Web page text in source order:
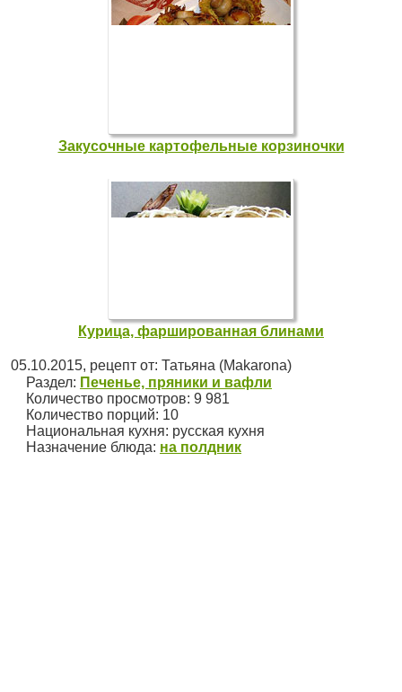
Закусочные картофельные корзиночки
Курица, фаршированная блинами
05.10.2015, рецепт от: Татьяна (Makarona)
Раздел: Печенье, пряники и вафли
Количество просмотров: 9 981
Количество порций: 10
Национальная кухня: русская кухня
Назначение блюда: на полдник